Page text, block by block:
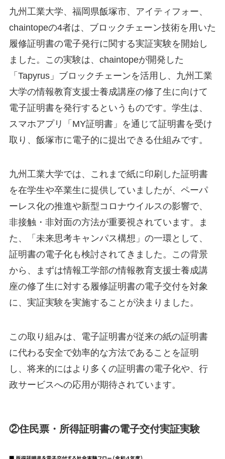
九州工業大学、福岡県飯塚市、アイティフォー、
chaintopeの4者は、ブロックチェーン技術を用いた
履修証明書の電子発行に関する実証実験を開始し
ました。この実験は、chaintopeが開発した
「Tapyrus」ブロックチェーンを活用し、九州工業
大学の情報教育支援士養成講座の修了生に向けて
電子証明書を発行するというものです。学生は、
スマホアプリ「MY証明書」を通じて証明書を受け
取り、飯塚市に電子的に提出できる仕組みです。
九州工業大学では、これまで紙に印刷した証明書
を在学生や卒業生に提供していましたが、ペーパ
ーレス化の推進や新型コロナウイルスの影響で、
非接触・非対面の方法が重要視されています。ま
た、「未来思考キャンパス構想」の一環として、
証明書の電子化も検討されてきました。この背景
から、まずは情報工学部の情報教育支援士養成講
座の修了生に対する履修証明書の電子交付を対象
に、実証実験を実施することが決まりました。
この取り組みは、電子証明書が従来の紙の証明書
に代わる安全で効率的な方法であることを証明
し、将来的にはより多くの証明書の電子化や、行
政サービスへの応用が期待されています。
②住民票・所得証明書の電子交付実証実験